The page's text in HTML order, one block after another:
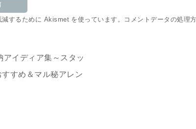
するために Akismet を使っています。
コメントデータの処理
アイディア集～スタッ
すめ＆マル秘アレン